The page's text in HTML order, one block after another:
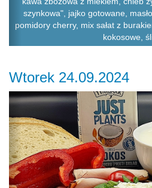
szynkowa", jajko gotowane,
pomidory cherry, mix sałat z
kokosowe,
Wtorek 24.09.2024
Previous